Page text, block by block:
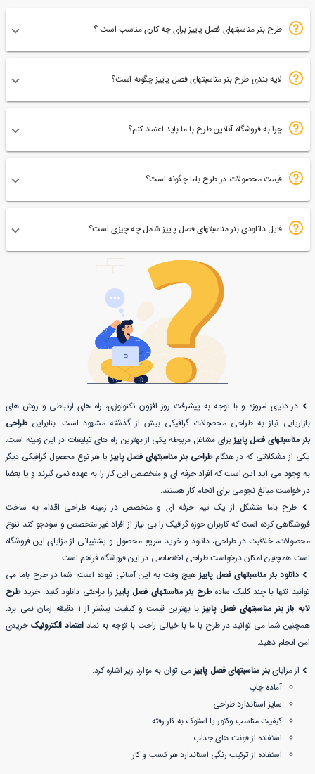
طرح بنر مناسبتهای فصل پاییز برای چه کاری مناسب است ؟
لایه بندی طرح بنر مناسبتهای فصل پاییز چگونه است؟
چرا به فروشگاه آنلاین طرح با ما باید اعتماد کنم؟
قیمت محصولات در طرح باما چگونه است؟
فایل دانلودی بنر مناسبتهای فصل پاییز شامل چه چیزی است؟
در دنیای امروزه و با توجه به پیشرفت روز افزون تکنولوژی، راه های ارتباطی و روش های
بازاریابی نیاز به طراحی محصولات گرافیکی بیش از گذشته مشهود است. بنابراینطراحی
بنر مناسبتهای فصل پاییزبرای مشاغل مربوطه یکی از بهترین راه های تبلیغات در این زمینه است.
یکی از مشکلاتی که در هنگامطراحی بنر مناسبتهای فصل پاییز یا هر نوع محصول گرافیکی دیگر
به وجود می آید این است که افراد حرفه ای و متخصص این کار را به عهده نمی گیرند و یا بعضا
در خواست مبالغ نجومی برای انجام کار هستند.
طرح باما متشکل از یک تیم حرفه ای و متخصص در زمینه طراحی اقدام به ساخت
فروشگاهی کرده است که کاربران حوزه گرافیک را بی نیاز از افراد غیر متخصص و سودجو کند تنوع
محصولات، خلاقیت در طراحی، دانلود و خرید سریع محصول و پشتیبانی از مزایای این فروشگاه
است همچنین امکان درخواست طراحی اختصاصی در این فروشگاه فراهم است.
دانلود بنر مناسبتهای فصل پاییزهیچ وقت به این آسانی نبوده است. شما در طرح باما می
توانید تنها با چند کلیک سادهطرح بنر مناسبتهای فصل پاییز را براحتی دانلود کنید. خریدطرح
لایه باز بنر مناسبتهای فصل پاییز
با بهترین قیمت و کیفیت بیشتر از 1 دقیقه زمان نمی برد.
همچنین شما می توانید در طرح با ما با خیالی راحت با توجه به نماداعتماد الکترونیکخریدی
امن انجام دهید.
از مزایایبنر مناسبتهای فصل پاییز می توان به موارد زیر اشاره کرد:
آماده چاپ
سایز استاندارد طراحی
کیفیت مناسب وکتور یا استوک به کار رفته
استفاده از فونت های جذاب
استفاده از ترکیب رنگی استاندارد هر کسب و کار